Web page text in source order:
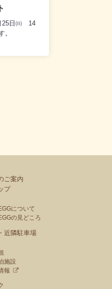
25日㈰ 14
。
ご案内
プ
について
の見どころ
近隣駐車場
施設
報